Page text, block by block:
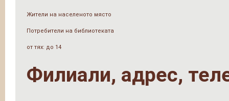
Жители на населеното място
Потребители на библиотеката
от тях: до 14
Филиали, адрес,